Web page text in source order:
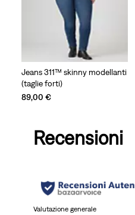
Jeans 311™ skinny modellanti
(taglie forti)
89,00 €
Recensioni
Valutazione generale